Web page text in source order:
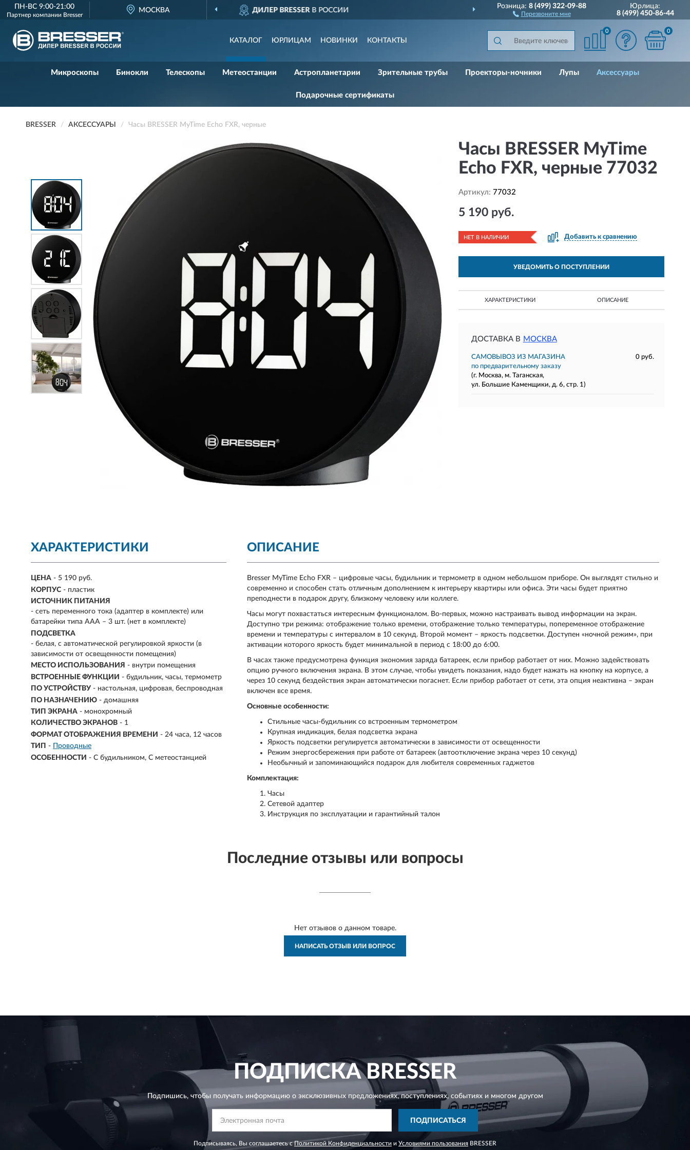
ПН-ВС 9:00-21:00
Партнер компании Bresser
МОСКВА
ДИЛЕР BRESSER В РОССИИ ПО ВСЕЙ РОССИИ ДО 10 ЛЕТ
Розница:8 (499) 322-09-88
Перезвоните мне
Юрлица:
8 (499) 450-86-44
КАТАЛОГ ЮРЛИЦАМ НОВИНКИ КОНТАКТЫ
0 0
Микроскопы Бинокли Телескопы Метеостанции Астропланетарии Зрительные трубы Проекторы-ночники Лупы Аксессуары
Подарочные сертификаты
BRESSER АКСЕССУАРЫ Часы BRESSER MyTime Echo FXR, черные
Часы BRESSER MyTime
Echo FXR, черные 77032
Артикул: 77032
5 190 руб.
НЕТ В НАЛИЧИИ Добавить к сравнению
УВЕДОМИТЬ О ПОСТУПЛЕНИИ
ХАРАКТЕРИСТИКИ ОПИСАНИЕ
ДОСТАВКА В МОСКВА
САМОВЫВОЗ ИЗ МАГАЗИНА
0 руб.
по предварительному заказу
(г. Москва, м. Таганская,
ул. Большие Каменщики, д. 6, стр. 1)
ХАРАКТЕРИСТИКИ
ЦЕНА - 5 190 руб.
КОРПУС - пластик
ИСТОЧНИК ПИТАНИЯ
- сеть переменного тока (адаптер в комплекте) или
батарейки типа ААА – 3 шт. (нет в комплекте)
ПОДСВЕТКА
- белая, с автоматической регулировкой яркости (в
зависимости от освещенности помещения)
МЕСТО ИСПОЛЬЗОВАНИЯ - внутри помещения
ВСТРОЕННЫЕ ФУНКЦИИ - будильник, часы, термометр
ПО УСТРОЙСТВУ - настольная, цифровая, беспроводная
ПО НАЗНАЧЕНИЮ - домашняя
ТИП ЭКРАНА - монохромный
КОЛИЧЕСТВО ЭКРАНОВ - 1
ФОРМАТ ОТОБРАЖЕНИЯ ВРЕМЕНИ - 24 часа, 12 часов
ТИП - Проводные
ОСОБЕННОСТИ - С будильником С метеостанцией
ОПИСАНИЕ
Bresser MyTime Echo FXR – цифровые часы, будильник и термометр в одном небольшом приборе. Он выглядят стильно и
современно и способен стать отличным дополнением к интерьеру квартиры или офиса. Эти часы будет приятно
преподнести в подарок другу, близкому человеку или коллеге.
Часы могут похвастаться интересным функционалом. Во-первых, можно настраивать вывод информации на экран.
Доступно три режима: отображение только времени, отображение только температуры, попеременное отображение
времени и температуры с интервалом в 10 секунд. Второй момент – яркость подсветки. Доступен «ночной режим», при
активации которого яркость будет минимальной в период с 18:00 до 6:00.
В часах также предусмотрена функция экономия заряда батареек, если прибор работает от них. Можно задействовать
опцию ручного включения экрана. В этом случае, чтобы увидеть показания, надо будет нажать на кнопку на корпусе, а
через 10 секунд бездействия экран автоматически погаснет. Если прибор работает от сети, эта опция неактивна – экран
включен все время.
Основные особенности:
Стильные часы-будильник со встроенным термометром
Крупная индикация, белая подсветка экрана
Яркость подсветки регулируется автоматически в зависимости от освещенности
Режим энергосбережения при работе от батареек (автоотключение экрана через 10 секунд)
Необычный и запоминающийся подарок для любителя современных гаджетов
Комплектация:
Часы
Сетевой адаптер
Инструкция по эксплуатации и гарантийный талон
Последние отзывы или вопросы
Нет отзывов о данном товаре.
НАПИСАТЬ ОТЗЫВ ИЛИ ВОПРОС
ПОДПИСКАBRESSER
Подпишись, чтобы получать информацию о эксклюзивных предложениях,поступлениях, событиях и многом другом
ПОДПИСАТЬСЯ
Подписываясь, Вы соглашаетесь сПолитикой Конфиденциальности и Условиями пользования BRESSER